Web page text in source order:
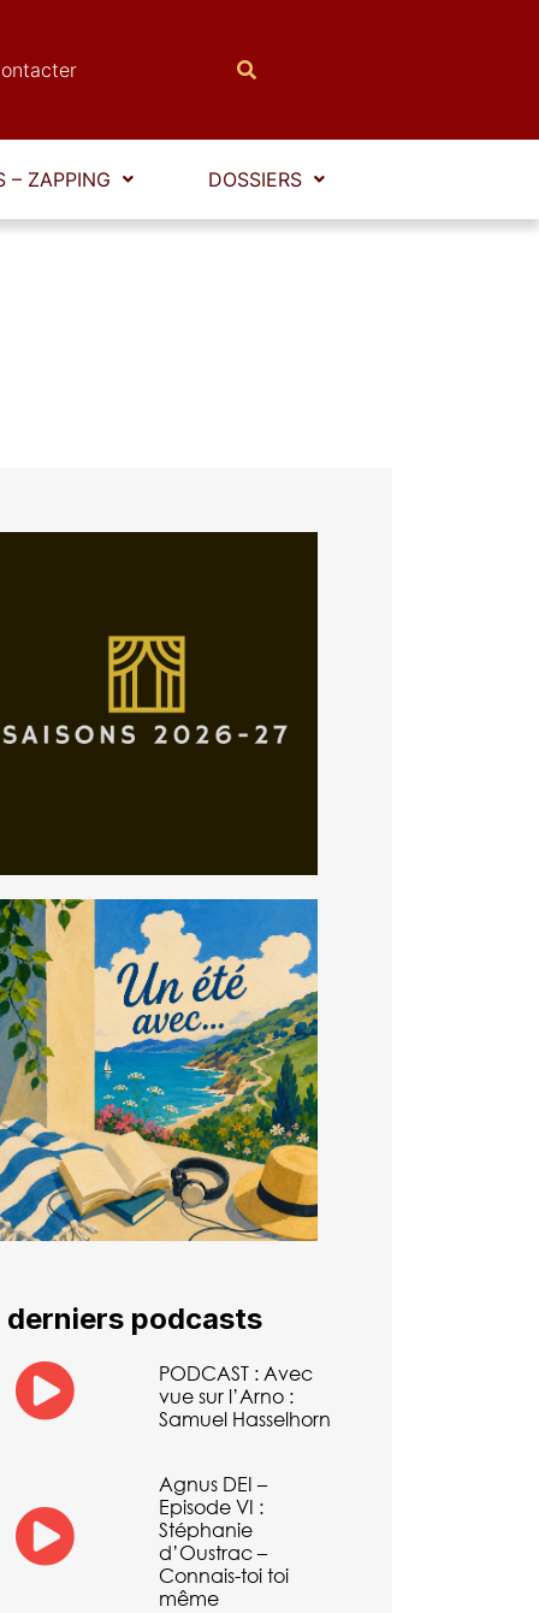
– ZAPPING DOSSIERS
derniers podcasts
PODCAST : Avec
vue sur l’Arno :
Samuel Hasselhorn
Agnus DEI –
Episode VI :
Stéphanie
d’Oustrac –
Connais-toi toi
même